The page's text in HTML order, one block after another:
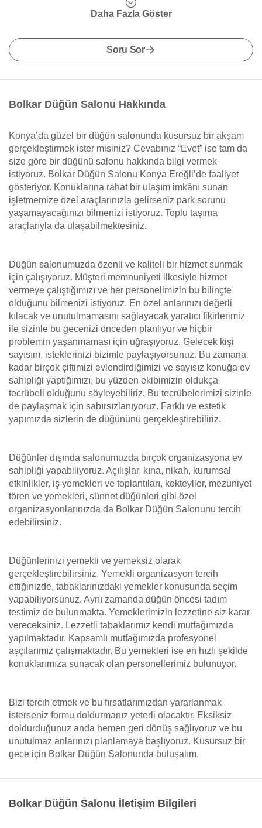
Daha Fazla Göster
Soru Sor
Bolkar Düğün Salonu Hakkında
Konya’da güzel bir düğün salonunda kusursuz bir akşam
gerçekleştirmek ister misiniz? Cevabınız “Evet” ise tam da
size göre bir düğünü salonu hakkında bilgi vermek
istiyoruz. Bolkar Düğün Salonu Konya Ereğli’de faaliyet
gösteriyor. Konuklarına rahat bir ulaşım imkânı sunan
işletmemize özel araçlarınızla gelirseniz park sorunu
yaşamayacağınızı bilmenizi istiyoruz. Toplu taşıma
araçlarıyla da ulaşabilmektesiniz.
Düğün salonumuzda özenli ve kaliteli bir hizmet sunmak
için çalışıyoruz. Müşteri memnuniyeti ilkesiyle hizmet
vermeye çalıştığımızı ve her personelimizin bu bilinçte
olduğunu bilmenizi istiyoruz. En özel anlarınızı değerli
kılacak ve unutulmamasını sağlayacak yaratıcı fikirlerimiz
ile sizinle bu gecenizi önceden planlıyor ve hiçbir
problemin yaşanmaması için uğraşıyoruz. Gelecek kişi
sayısını, isteklerinizi bizimle paylaşıyorsunuz. Bu zamana
kadar birçok çiftimizi evlendirdiğimizi ve sayısız konuğa ev
sahipliği yaptığımızı, bu yüzden ekibimizin oldukça
tecrübeli olduğunu söyleyebiliriz. Bu tecrübelerimizi sizinle
de paylaşmak için sabırsızlanıyoruz. Farklı ve estetik
yapımızda sizlerin de düğününü gerçekleştirebiliriz.
Düğünler dışında salonumuzda birçok organizasyona ev
sahipliği yapabiliyoruz. Açılışlar, kına, nikah, kurumsal
etkinlikler, iş yemekleri ve toplantıları, kokteyller, mezuniyet
tören ve yemekleri, sünnet düğünleri gibi özel
organizasyonlarınızda da Bolkar Düğün Salonunu tercih
edebilirsiniz.
Düğünlerinizi yemekli ve yemeksiz olarak
gerçekleştirebilirsiniz. Yemekli organizasyon tercih
ettiğinizde, tabaklarınızdaki yemekler konusunda seçim
yapabiliyorsunuz. Aynı zamanda düğün öncesi tadım
testimiz de bulunmakta. Yemeklerimizin lezzetine siz karar
vereceksiniz. Lezzetli tabaklarımız kendi mutfağımızda
yapılmaktadır. Kapsamlı mutfağımızda profesyonel
aşçılarımız çalışmaktadır. Bu yemekleri ise en hızlı şekilde
konuklarımıza sunacak olan personellerimiz bulunuyor.
Bizi tercih etmek ve bu fırsatlarımızdan yararlanmak
isterseniz formu doldurmanız yeterli olacaktır. Eksiksiz
doldurduğunuz anda hemen geri dönüş sağlıyoruz ve bu
unutulmaz anlarınızı planlamaya başlıyoruz. Kusursuz bir
gece için Bolkar Düğün Salonunda buluşalım.
Bolkar Düğün Salonu İletişim Bilgileri